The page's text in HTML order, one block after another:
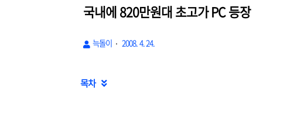
국내에 820만원대 초고가 PC 등장
늑돌이 2008. 4. 24.
목차 